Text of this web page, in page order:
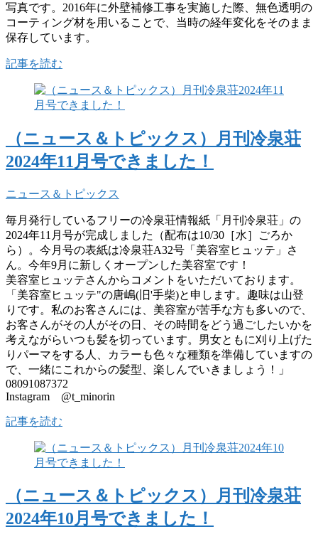
写真です。2016年に外壁補修工事を実施した際、無色透明の
コーティング材を用いることで、当時の経年変化をそのまま
保存しています。
記事を読む
（ニュース＆トピックス）月刊冷泉荘
2024年11月号できました！
ニュース＆トピックス
毎月発行しているフリーの冷泉荘情報紙「月刊冷泉荘」の
2024年11月号が完成しました（配布は10/30［水］ごろか
ら）。今月号の表紙は冷泉荘A32号「美容室ヒュッテ」さ
ん。今年9月に新しくオープンした美容室です！
美容室ヒュッテさんからコメントをいただいております。
「美容室ヒュッテ"の唐嶋(旧'手柴)と申します。趣味は山登
りです。私のお客さんには、美容室が苦手な方も多いので、
お客さんがその人がその日、その時間をどう過ごしたいかを
考えながらいつも髪を切っています。男女ともに刈り上げた
りパーマをする人、カラーも色々な種類を準備していますの
で、一緒にこれからの髪型、楽しんでいきましょう！」
08091087372
Instagram @t_minorin
記事を読む
（ニュース＆トピックス）月刊冷泉荘
2024年10月号できました！